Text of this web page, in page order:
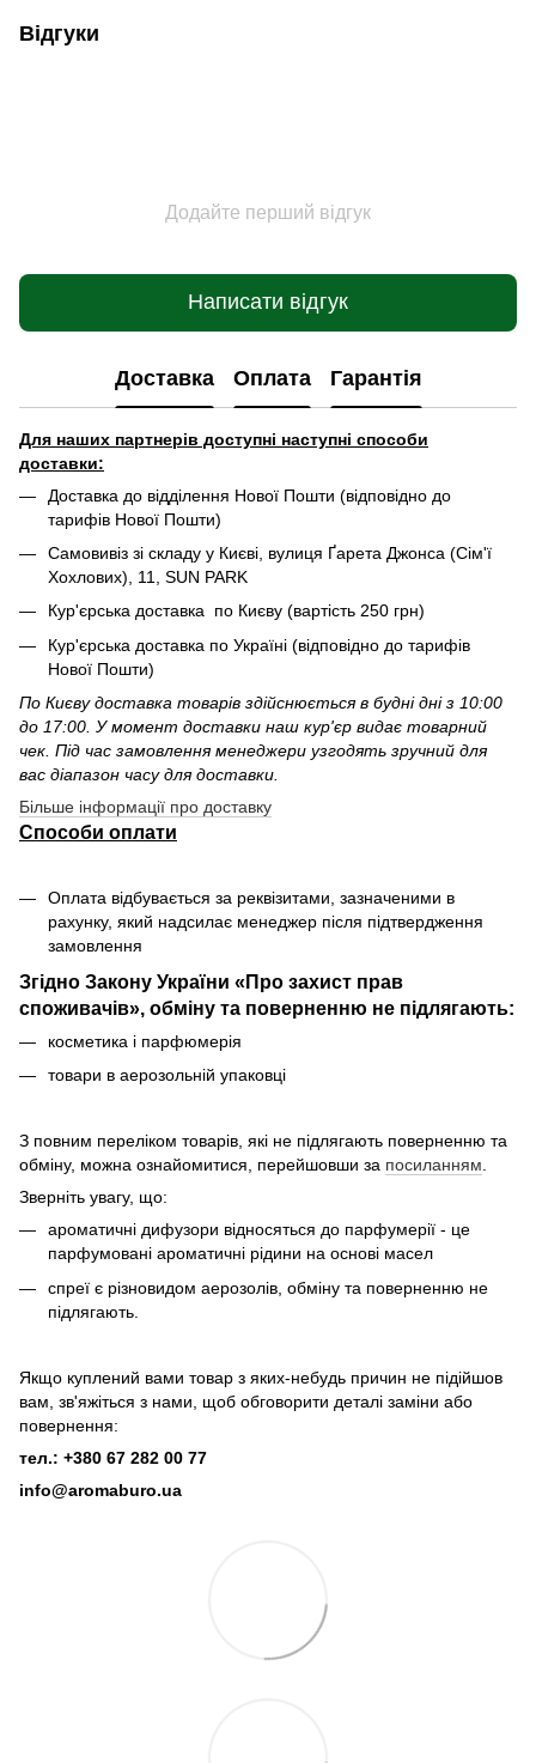
Відгуки
Додайте перший відгук
Написати відгук
Доставка Оплата Гарантія
Для наших партнерів доступні наступні способи
доставки:
Доставка до відділення Нової Пошти (відповідно до
тарифів Нової Пошти)
Самовивіз зі складу у Києві, вулиця Ґарета Джонса (Сім'ї
Хохлових), 11, SUN PARK
Кур'єрська доставка по Києву (вартість 250 грн)
Кур'єрська доставка по Україні (відповідно до тарифів
Нової Пошти)
По Києву доставка товарів здійснюється в будні дні з 10:00
до 17:00. У момент доставки наш кур'єр видає товарний
чек. Під час замовлення менеджери узгодять зручний для
вас діапазон часу для доставки.
Більше інформації про доставку
Способи оплати
Оплата відбувається за реквізитами, зазначеними в
рахунку, який надсилає менеджер після підтвердження
замовлення
Згідно Закону України «Про захист прав
споживачів», обміну та поверненню не підлягають:
косметика і парфюмерія
товари в аерозольній упаковці
З повним переліком товарів, які не підлягають поверненню та
обміну, можна ознайомитися, перейшовши за посиланням.
Зверніть увагу, що:
ароматичні дифузори відносяться до парфумерії - це
парфумовані ароматичні рідини на основі масел
спреї є різновидом аерозолів, обміну та поверненню не
підлягають.
Якщо куплений вами товар з яких-небудь причин не підійшов
вам, зв'яжіться з нами, щоб обговорити деталі заміни або
повернення:
тел.: +380 67 282 00 77
info@aromaburo.ua